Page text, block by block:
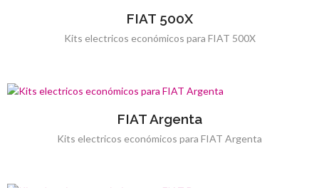
FIAT 500X
Kits electricos económicos para FIAT 500X
FIAT Argenta
Kits electricos económicos para FIAT Argenta